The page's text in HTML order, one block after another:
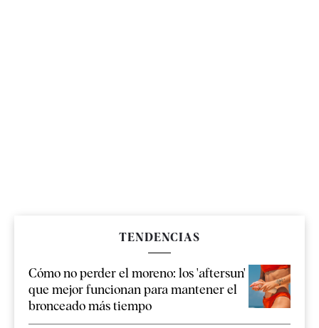
TENDENCIAS
Cómo no perder el moreno: los 'aftersun'
que mejor funcionan para mantener el
bronceado más tiempo